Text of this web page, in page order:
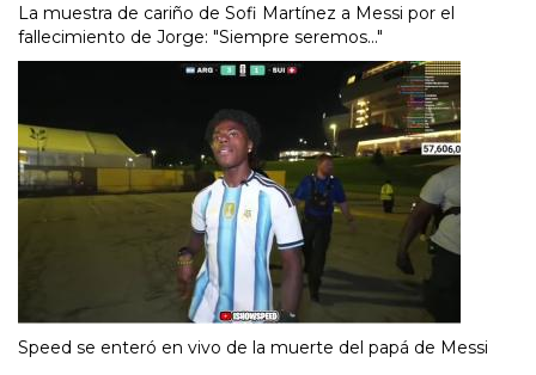
La muestra de cariño de Sofi Martínez a Messi por el
fallecimiento de Jorge: "Siempre seremos..."
Speed se enteró en vivo de la muerte del papá de Messi